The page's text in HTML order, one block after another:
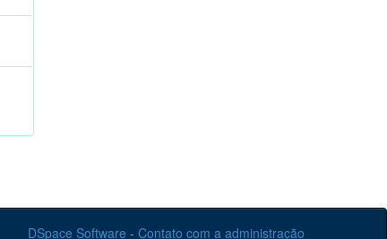
DSpace Software - Contato com a administração